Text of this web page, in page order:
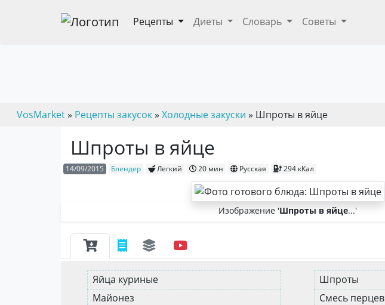
Рецепты Диеты Словарь Советы
VosMarket» Рецепты закусок» Холодные закуски » Шпроты в яйце
Шпроты в яйце
14/09/2015 Блендер Легкий 20 мин Русская 294 кКал
Изображение 'Шпроты в яйце...'
Яйца куриные
Майонез
Шпроты
Смесь перцев